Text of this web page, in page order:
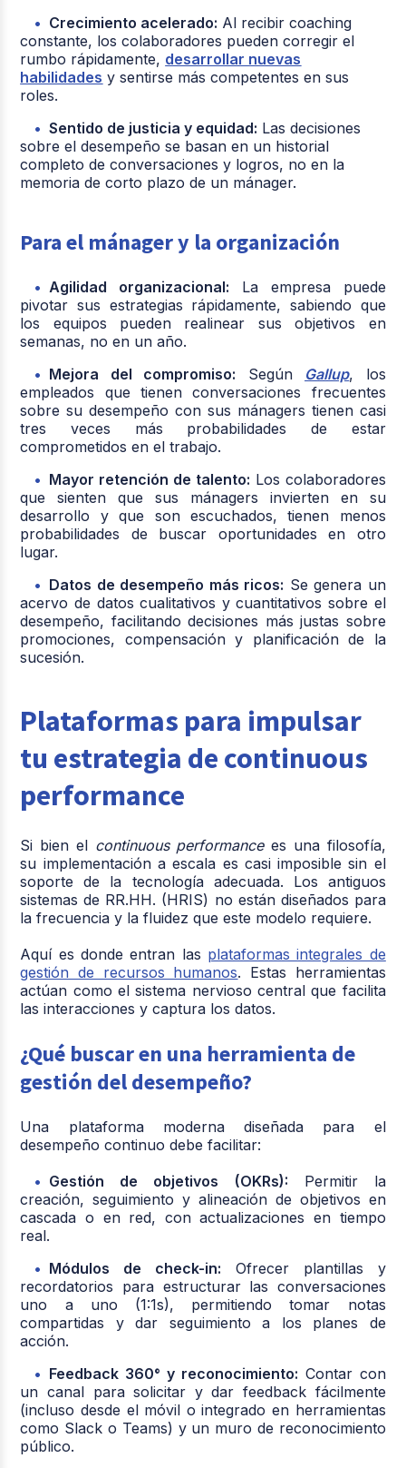
Crecimiento acelerado: Al recibir coaching
constante, los colaboradores pueden corregir el
rumbo rápidamente, desarrollar nuevas
habilidades y sentirse más competentes en sus
roles.
Sentido de justicia y equidad: Las decisiones
sobre el desempeño se basan en un historial
completo de conversaciones y logros, no en la
memoria de corto plazo de un mánager.
Para el mánager y la organización
Agilidad organizacional: La empresa puede
pivotar sus estrategias rápidamente, sabiendo que
los equipos pueden realinear sus objetivos en
semanas, no en un año.
Mejora del compromiso: Según Gallup, los
empleados que tienen conversaciones frecuentes
sobre su desempeño con sus mánagers tienen casi
tres veces más probabilidades de estar
comprometidos en el trabajo.
Mayor retención de talento: Los colaboradores
que sienten que sus mánagers invierten en su
desarrollo y que son escuchados, tienen menos
probabilidades de buscar oportunidades en otro
lugar.
Datos de desempeño más ricos: Se genera un
acervo de datos cualitativos y cuantitativos sobre el
desempeño, facilitando decisiones más justas sobre
promociones, compensación y planificación de la
sucesión.
Plataformas para impulsar
tu estrategia de continuous
performance
Si bien el continuous performancees una filosofía,
su implementación a escala es casi imposible sin el
soporte de la tecnología adecuada. Los antiguos
sistemas de RR.HH. (HRIS) no están diseñados para
la frecuencia y la fluidez que este modelo requiere.
Aquí es donde entran las plataformas integrales de
gestión de recursos humanos. Estas herramientas
actúan como el sistema nervioso central que facilita
las interacciones y captura los datos.
¿Qué buscar en una herramienta de
gestión del desempeño?
Una plataforma moderna diseñada para el
desempeño continuo debe facilitar:
Gestión de objetivos (OKRs): Permitir la
creación, seguimiento y alineación de objetivos en
cascada o en red, con actualizaciones en tiempo
real.
Módulos de check-in: Ofrecer plantillas y
recordatorios para estructurar las conversaciones
uno a uno (1:1s), permitiendo tomar notas
compartidas y dar seguimiento a los planes de
acción.
Feedback 360° y reconocimiento: Contar con
un canal para solicitar y dar feedback fácilmente
(incluso desde el móvil o integrado en herramientas
como Slack o Teams) y un muro de reconocimiento
público.